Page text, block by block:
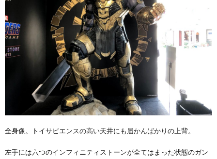
全身像。トイサピエンスの高い天井にも届かんばかりの上背。
左手には六つのインフィニティストーンが全てはまった状態のガン